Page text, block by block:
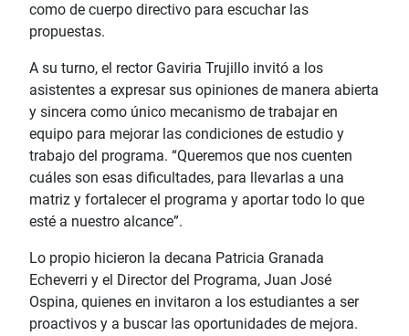
como de cuerpo directivo para escuchar las
propuestas.
A su turno, el rector Gaviria Trujillo invitó a los
asistentes a expresar sus opiniones de manera abierta
y sincera como único mecanismo de trabajar en
equipo para mejorar las condiciones de estudio y
trabajo del programa. “Queremos que nos cuenten
cuáles son esas dificultades, para llevarlas a una
matriz y fortalecer el programa y aportar todo lo que
esté a nuestro alcance”.
Lo propio hicieron la decana Patricia Granada
Echeverri y el Director del Programa, Juan José
Ospina, quienes en invitaron a los estudiantes a ser
proactivos y a buscar las oportunidades de mejora.